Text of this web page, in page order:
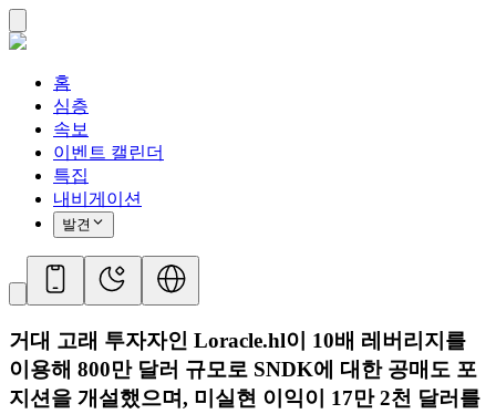
홈
심층
속보
이벤트 캘린더
특집
내비게이션
발견
거대 고래 투자자인 Loracle.hl이 10배 레버리지를
이용해 800만 달러 규모로 SNDK에 대한 공매도 포
지션을 개설했으며, 미실현 이익이 17만 2천 달러를